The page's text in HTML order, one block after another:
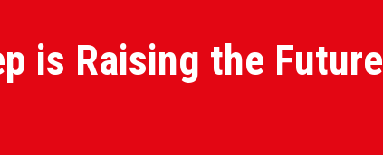
is Raising the Future